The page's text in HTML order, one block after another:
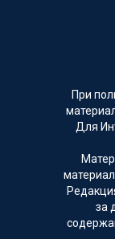
При
Для
за